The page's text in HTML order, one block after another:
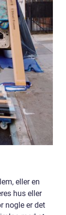
eller en
hus eller
nogle er det